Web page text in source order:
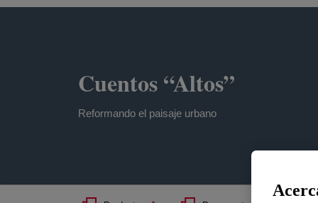
Cuentos “Altos”
Reformando el paisaje urbano